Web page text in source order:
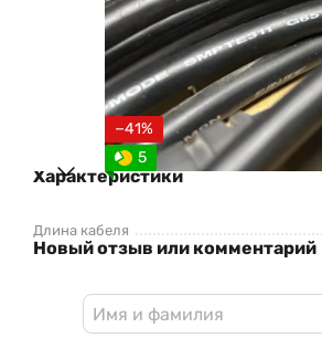
−41%
5
Характеристики
Длина кабеля
Новый отзыв или комментарий